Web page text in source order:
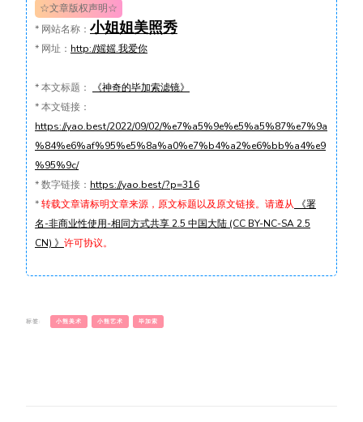
☆文章版权声明☆
* 网站名称： 小姐姐美照秀
* 网址： http://媱媱.我爱你
*本文标题：
《神奇的毕加索滤镜》
*本文链接：
https://yao.best/2022/09/02/%e7%a5%9e%e5%a5%87%e7%9a
%84%e6%af%95%e5%8a%a0%e7%b4%a2%e6%bb%a4%e9
%95%9c/
*数字链接： https://yao.best/?p=316
*转载文章请标明文章来源，原文标题以及原文链接。请遵从 《署
名-非商业性使用-相同方式共享 2.5 中国大陆 (CC BY-NC-SA 2.5
CN) 》 许可协议。
标签: 小熊美术 小熊艺术 毕加索